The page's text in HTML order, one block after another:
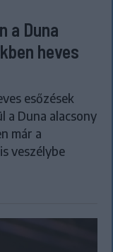
a Duna
heves
esőzések
a Duna alacsony
már a
veszélybe